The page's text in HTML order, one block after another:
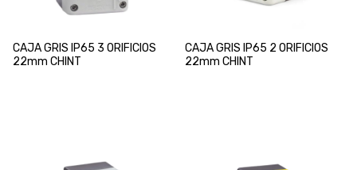
CAJA GRIS IP65 3 ORIFICIOS
22mm CHINT
CAJA GRIS IP65 2 ORIFICIOS
22mm CHINT